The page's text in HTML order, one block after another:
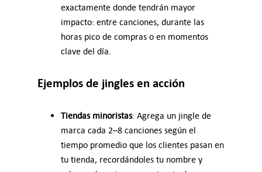
exactamente donde tendrán mayor
impacto: entre canciones, durante las
horas pico de compras o en momentos
clave del día.
Ejemplos de jingles en acción
Tiendas minoristas: Agrega un jingle de
marca cada 2–8 canciones según el
tiempo promedio que los clientes pasan en
tu tienda, recordándoles tu nombre y